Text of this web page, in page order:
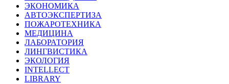
ЭКОНОМИКА
АВТОЭКСПЕРТИЗА
ПОЖАРОТЕХНИКА
МЕДИЦИНА
ЛАБОРАТОРИЯ
ЛИНГВИСТИКА
ЭКОЛОГИЯ
INTELLECT
LIBRARY